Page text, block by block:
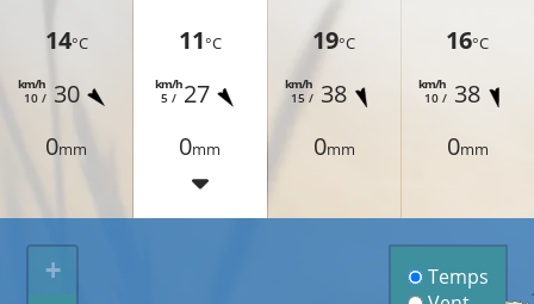
14°C
10 /
km/h 30
0mm
11°C
5 /
km/h27
0mm
19°C
15 /
km/h 38
0mm
16°C
10 /
km/h 38
0mm
+
Temps